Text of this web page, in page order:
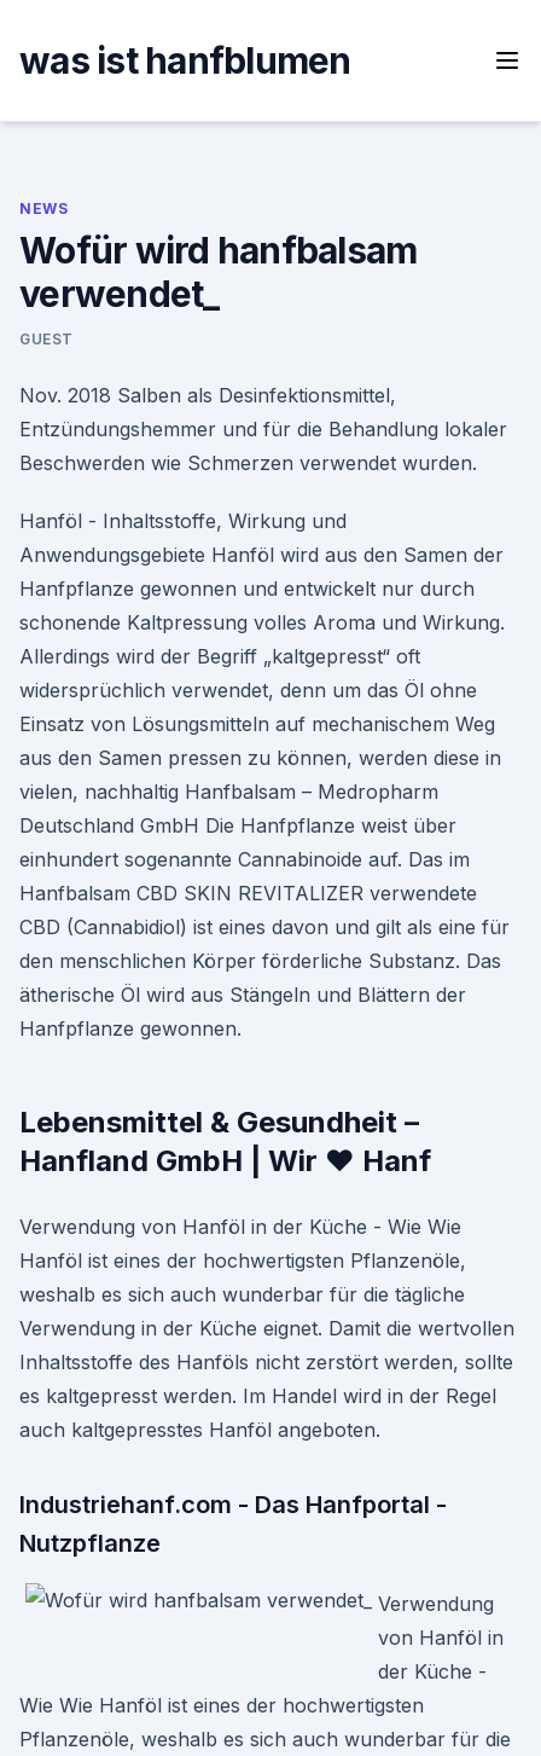
content
was ist hanfblumen
NEWS
Wofür wird hanfbalsam
verwendet_
GUEST
Nov. 2018 Salben als Desinfektionsmittel,
Entzündungshemmer und für die Behandlung lokaler
Beschwerden wie Schmerzen verwendet wurden.
Hanföl - Inhaltsstoffe, Wirkung und
Anwendungsgebiete Hanföl wird aus den Samen der
Hanfpflanze gewonnen und entwickelt nur durch
schonende Kaltpressung volles Aroma und Wirkung.
Allerdings wird der Begriff „kaltgepresst“ oft
widersprüchlich verwendet, denn um das Öl ohne
Einsatz von Lösungsmitteln auf mechanischem Weg
aus den Samen pressen zu können, werden diese in
vielen, nachhaltig Hanfbalsam – Medropharm
Deutschland GmbH Die Hanfpflanze weist über
einhundert sogenannte Cannabinoide auf. Das im
Hanfbalsam CBD SKIN REVITALIZER verwendete
CBD (Cannabidiol) ist eines davon und gilt als eine für
den menschlichen Körper förderliche Substanz. Das
ätherische Öl wird aus Stängeln und Blättern der
Hanfpflanze gewonnen.
Lebensmittel & Gesundheit –
Hanfland GmbH | Wir ♥ Hanf
Verwendung von Hanföl in der Küche - Wie Wie
Hanföl ist eines der hochwertigsten Pflanzenöle,
weshalb es sich auch wunderbar für die tägliche
Verwendung in der Küche eignet. Damit die wertvollen
Inhaltsstoffe des Hanföls nicht zerstört werden, sollte
es kaltgepresst werden. Im Handel wird in der Regel
auch kaltgepresstes Hanföl angeboten.
Industriehanf.com - Das Hanfportal -
Nutzpflanze
Verwendung
von Hanföl in
der Küche -
Wie Wie Hanföl ist eines der hochwertigsten
Pflanzenöle, weshalb es sich auch wunderbar für die